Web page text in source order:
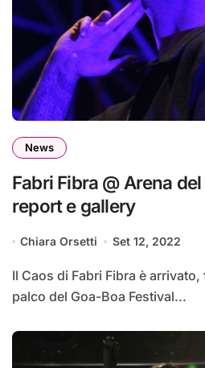
News
Fabri Fibra @ Arena
report e gallery
Chiara Orsetti Set 12, 2022
Il Caos di Fabri Fibra è arrivato, finalmente, a Genova. Il
palco del Goa-Boa Festival...